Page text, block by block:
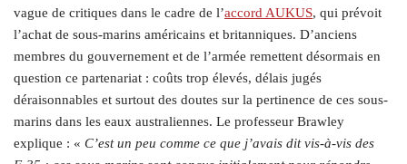
vague de critiques dans le cadre de l’accord AUKUS, qui prévoit
l’achat de sous-marins américains et britanniques. D’anciens
membres du gouvernement et de l’armée remettent désormais en
question ce partenariat : coûts trop élevés, délais jugés
déraisonnables et surtout des doutes sur la pertinence de ces sous-
marins dans les eaux australiennes. Le professeur Brawley
explique : « C’est un peu comme ce que j’avais dit vis-à-vis des